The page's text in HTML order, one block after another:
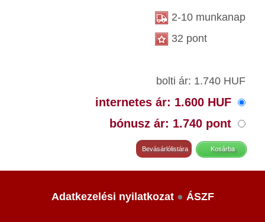
2-10 munkanap
32 pont
bolti ár: 1.740 HUF
internetes ár: 1.600 HUF
bónusz ár: 1.740 pont
Adatkezelési nyilatkozat● ÁSZF